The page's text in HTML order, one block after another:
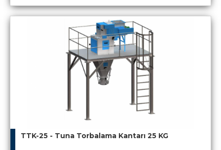
TTK-25 - Tuna Torbalama Kantarı 25 KG